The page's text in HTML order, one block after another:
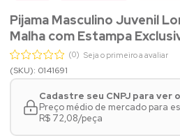
Pijama Masculino Juvenil
Malha com Estampa
(0) Seja o primeiro a avaliar
(SKU): 0141691
Cadastre seu CNPJ para ver
Preço médio de mercado para
R$ 72,08/peça